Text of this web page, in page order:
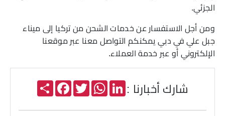
الجزئي.
ومن أجل الاستفسار عن خدمات الشحن من تركيا إلى ميناء
جبل علي في دبي يمكنكم التواصل معنا عبر موقعنا
الإلكتروني أو عبر خدمة العملاء.
شارك أخبارنا : Share
FacebookTwitter
WhatsAppLinkedIn